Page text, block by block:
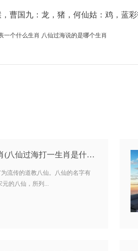
曹国九：龙，猪，何仙姑：鸡，蓝
一个什么生肖 八仙过海说的是哪个生肖
八仙过海是哪几个生肖(八仙过海打一生肖是什么) …
流传的道教八仙。八仙的名字有
的八仙，所列...